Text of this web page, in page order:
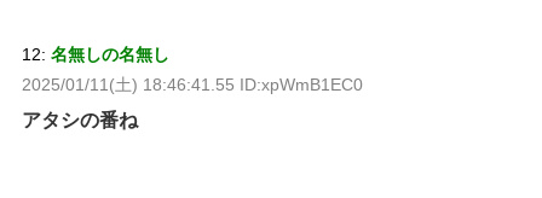
12: 名無しの名無し
2025/01/11(土) 18:46:41.55 ID:xpWmB1EC0
アタシの番ね